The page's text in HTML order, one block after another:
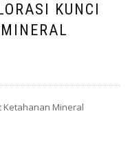
KUNCI
Ketahanan Mineral